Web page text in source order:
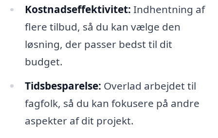
Kostnadseffektivitet: Indhentning af
flere tilbud, så du kan vælge den
løsning, der passer bedst til dit
budget.
Tidsbesparelse: Overlad arbejdet til
fagfolk, så du kan fokusere på andre
aspekter af dit projekt.